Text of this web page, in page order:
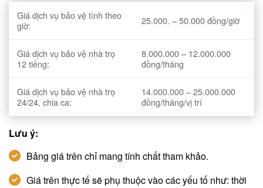
Giá dịch vụ bảo vệ tính theo
giờ:
25.000. – 50.000 đồng/giờ
Giá dịch vụ bảo vệ nhà trọ
12 tiếng:
8.000.000 – 12.000.000
đồng/tháng
Giá dịch vụ bảo vệ nhà trọ
24/24, chia ca:
14.000.000 – 25.000.000
đồng/tháng/vị trí
Lưu ý:
Bảng giá trên chỉ mang tính chất tham khảo.
Giá trên thực tế sẽ phụ thuộc vào các yếu tố như: thời